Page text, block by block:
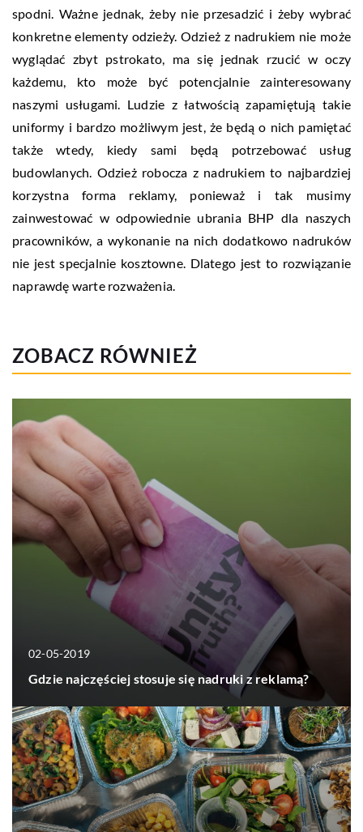
spodni. Ważne jednak, żeby nie przesadzić i żeby wybrać
konkretne elementy odzieży. Odzież z nadrukiem nie może
wyglądać zbyt pstrokato, ma się jednak rzucić w oczy
każdemu, kto może być potencjalnie zainteresowany
naszymi usługami. Ludzie z łatwością zapamiętują takie
uniformy i bardzo możliwym jest, że będą o nich pamiętać
także wtedy, kiedy sami będą potrzebować usług
budowlanych. Odzież robocza z nadrukiem to najbardziej
korzystna forma reklamy, ponieważ i tak musimy
zainwestować w odpowiednie ubrania BHP dla naszych
pracowników, a wykonanie na nich dodatkowo nadruków
nie jest specjalnie kosztowne. Dlatego jest to rozwiązanie
naprawdę warte rozważenia.
ZOBACZ RÓWNIEŻ
02-05-2019
Gdzie najczęściej stosuje się nadruki z reklamą?